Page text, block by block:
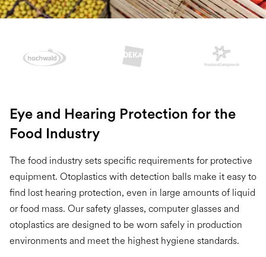
Eye and Hearing Protection for the
Food Industry
The food industry sets specific requirements for protective
equipment. Otoplastics with detection balls make it easy to
find lost hearing protection, even in large amounts of liquid
or food mass. Our safety glasses, computer glasses and
otoplastics are designed to be worn safely in production
environments and meet the highest hygiene standards.